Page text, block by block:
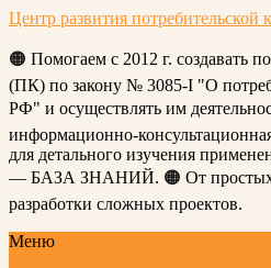
Центр развития потребительской
🟠 Помогаем с 2012 г. создавать
(ПК) по закону № 3085-I "О
РФ" и осуществлять им
информационно-
для детального изучения
— БАЗА ЗНАНИЙ. 🟠 От простых
разработки сложных проектов.
Меню